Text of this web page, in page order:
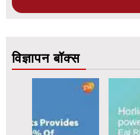
विज्ञापन बॉक्स